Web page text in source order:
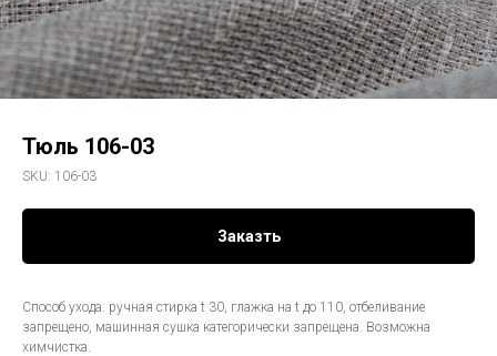
Тюль 106-03
SKU: 106-03
Заказть
Способ ухода: ручная стирка t 30, глажка на t до 110, отбеливание
запрещено, машинная сушка категорически запрещена. Возможна
химчистка.